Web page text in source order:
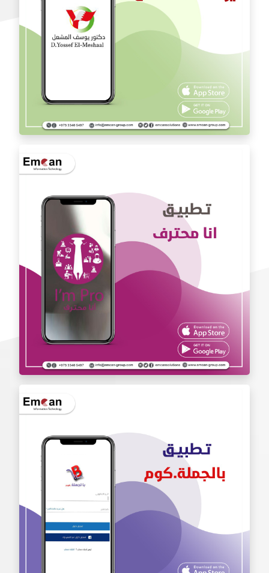
تطبيق الدكتور يوسف المشعل
تطبيق أنا محترف Iam Pro